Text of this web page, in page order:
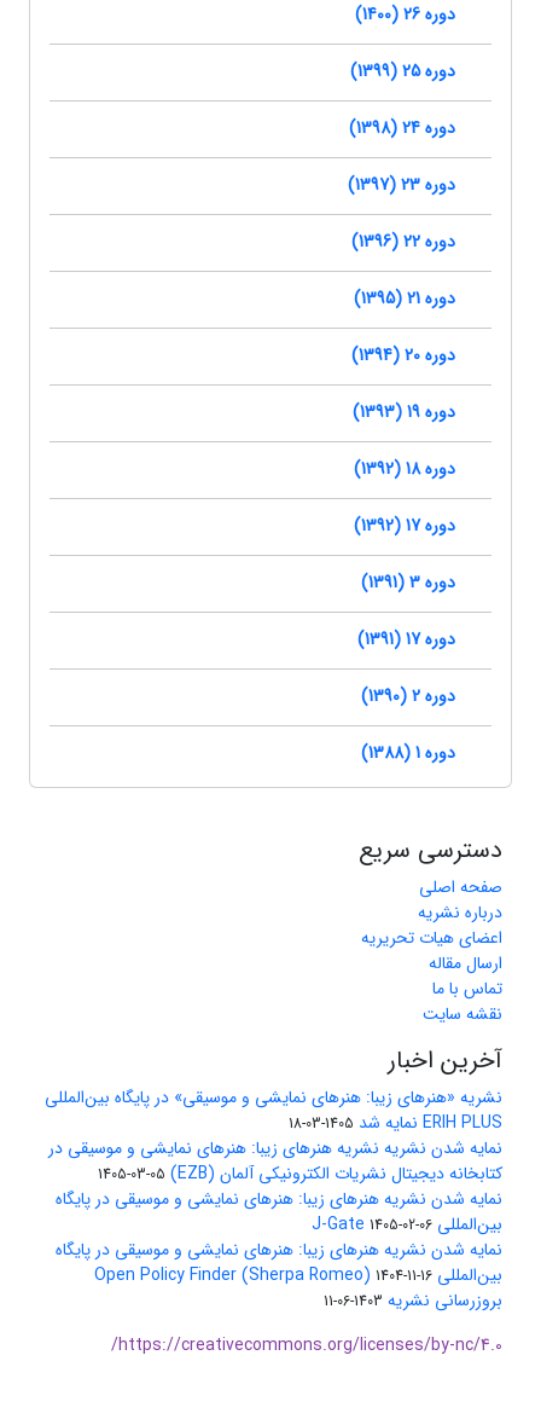
دوره 26 (1400)
دوره 25 (1399)
دوره 24 (1398)
دوره 23 (1397)
دوره 22 (1396)
دوره 21 (1395)
دوره 20 (1394)
دوره 19 (1393)
دوره 18 (1392)
دوره 17 (1392)
دوره 3 (1391)
دوره 17 (1391)
دوره 2 (1390)
دوره 1 (1388)
دسترسی سریع
صفحه اصلی
درباره نشریه
اعضای هیات تحریریه
ارسال مقاله
تماس با ما
نقشه سایت
آخرین اخبار
نشریه «هنرهای زیبا: هنرهای نمایشی و موسیقی» در پایگاه بین‌المللی
ERIH PLUS نمایه شد
1405-03-18
نمایه شدن نشریه نشریه هنرهای زیبا: هنرهای نمایشی و موسیقی در
کتابخانه دیجیتال نشریات الکترونیکی آلمان (EZB)
1405-03-05
نمایه شدن نشریه هنرهای زیبا: هنرهای نمایشی و موسیقی در پایگاه
بین‌المللی J-Gate 1405-02-06
نمایه شدن نشریه هنرهای زیبا: هنرهای نمایشی و موسیقی در پایگاه
بین‌المللی Open Policy Finder (Sherpa Romeo) 1404-11-16
بروزرسانی نشریه 1403-06-11
https://creativecommons.org/licenses/by-nc/4.0/